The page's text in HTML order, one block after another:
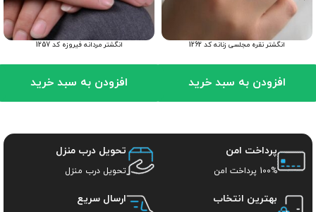
انگشتر نقره مجلسی زنانه کد 1262
افزودن به سبد خرید
انگشتر مردانه فیروزه کد 1257
افزودن به سبد خرید
پرداخت امن
100% پرداخت امن
تحویل درب منزل
تحویل درب منزل
بهترین انتخاب ارسال سریع